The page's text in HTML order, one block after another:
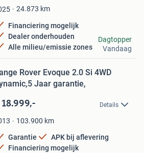
24.873 km
Financiering mogelijk
Dealer onderhouden
Alle milieu/emissie zones
Dagtopper
Vandaag
Rover Evoque 2.0 Si 4WD
Jaar garantie,
Details
103.900 km
Garantie
APK bij aflevering
Financiering mogelijk